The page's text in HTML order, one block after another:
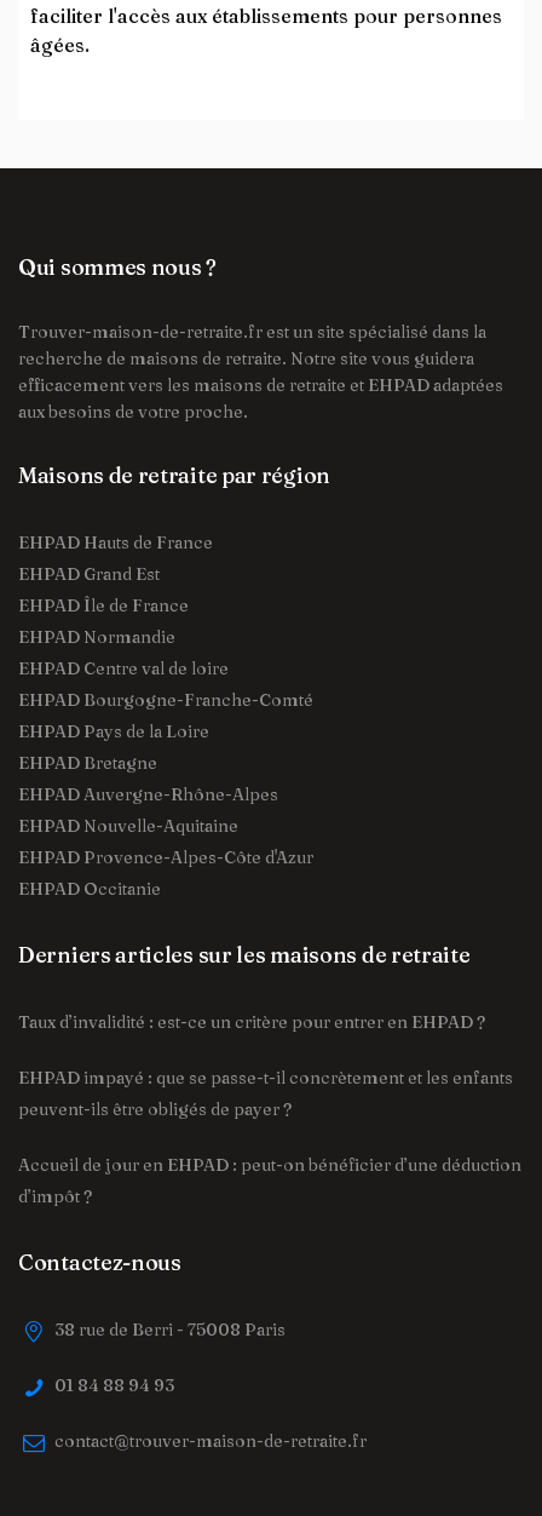
faciliter l'accès aux établissements pour personnes
âgées.
Qui sommes nous ?
Trouver-maison-de-retraite.fr est un site spécialisé dans la
recherche de maisons de retraite. Notre site vous guidera
efficacement vers les maisons de retraite et EHPAD adaptées
aux besoins de votre proche.
Maisons de retraite par région
EHPAD Hauts de France
EHPAD Grand Est
EHPAD Île de France
EHPAD Normandie
EHPAD Centre val de loire
EHPAD Bourgogne-Franche-Comté
EHPAD Pays de la Loire
EHPAD Bretagne
EHPAD Auvergne-Rhône-Alpes
EHPAD Nouvelle-Aquitaine
EHPAD Provence-Alpes-Côte d'Azur
EHPAD Occitanie
Derniers articles sur les maisons de retraite
Taux d’invalidité : est-ce un critère pour entrer en EHPAD ?
EHPAD impayé : que se passe-t-il concrètement et les enfants
peuvent-ils être obligés de payer ?
Accueil de jour en EHPAD : peut-on bénéficier d’une déduction
d’impôt ?
Contactez-nous
38 rue de Berri - 75008 Paris
01 84 88 94 93
contact@trouver-maison-de-retraite.fr